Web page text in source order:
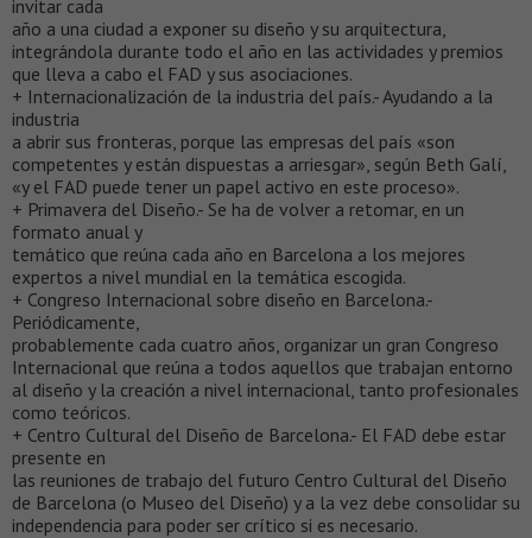
invitar cada
año a una ciudad a exponer su diseño y su arquitectura,
integrándola durante todo el año en las actividades y premios
que lleva a cabo el FAD y sus asociaciones.
+ Internacionalización de la industria del país.- Ayudando a la
industria
a abrir sus fronteras, porque las empresas del país «son
competentes y están dispuestas a arriesgar», según Beth Galí,
«y el FAD puede tener un papel activo en este proceso».
+ Primavera del Diseño.- Se ha de volver a retomar, en un
formato anual y
temático que reúna cada año en Barcelona a los mejores
expertos a nivel mundial en la temática escogida.
+ Congreso Internacional sobre diseño en Barcelona.-
Periódicamente,
probablemente cada cuatro años, organizar un gran Congreso
Internacional que reúna a todos aquellos que trabajan entorno
al diseño y la creación a nivel internacional, tanto profesionales
como teóricos.
+ Centro Cultural del Diseño de Barcelona.- El FAD debe estar
presente en
las reuniones de trabajo del futuro Centro Cultural del Diseño
de Barcelona (o Museo del Diseño) y a la vez debe consolidar su
independencia para poder ser crítico si es necesario.